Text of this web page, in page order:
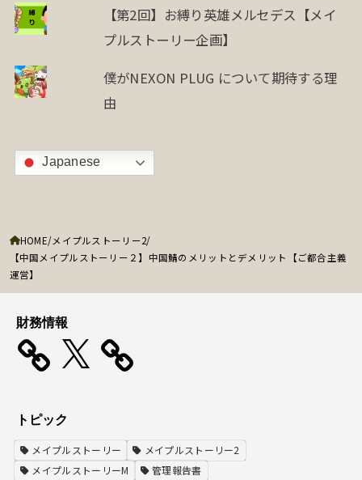
【第2回】お縛り英雄メルセデス【メイ
プルストーリー企画】
僕がNEXON PLUG について期待する理
由
Japanese
HOME メイプルストーリー2
【中国メイプルストーリー２】中国鯖のメリットとデメリット【ご都合主義
運営】
財務情報
トピック
メイプルストーリー
メイプルストーリー2
メイプルストーリーM
管理報告書